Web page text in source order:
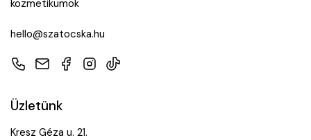
kozmetikumok
hello@szatocska.hu
TelefonE-mailFacebook
Instagram
TikTok
Üzletünk
Kresz Géza u. 21.